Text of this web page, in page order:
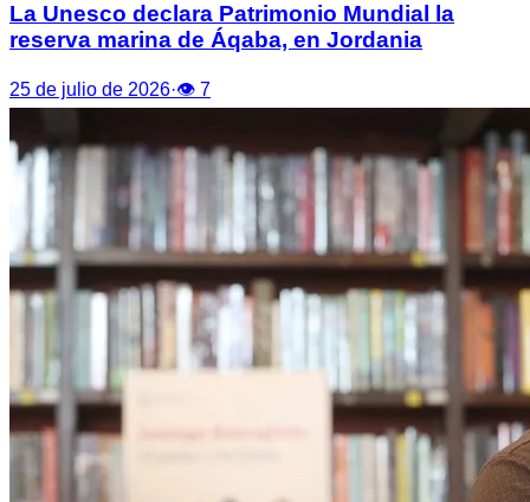
La Unesco declara Patrimonio Mundial la
reserva marina de Áqaba, en Jordania
25 de julio de 2026·👁 7